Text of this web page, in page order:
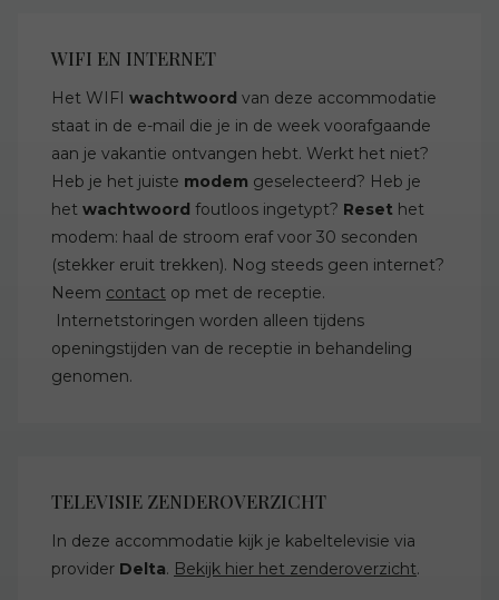
WIFI EN INTERNET
Het WIFI wachtwoord van deze accommodatie
staat in de e-mail die je in de week voorafgaande
aan je vakantie ontvangen hebt. Werkt het niet?
Heb je het juiste modem geselecteerd? Heb je
het wachtwoord foutloos ingetypt? Reset het
modem: haal de stroom eraf voor 30 seconden
(stekker eruit trekken). Nog steeds geen internet?
Neem contact op met de receptie.
Internetstoringen worden alleen tijdens
openingstijden van de receptie in behandeling
genomen.
TELEVISIE ZENDEROVERZICHT
In deze accommodatie kijk je kabeltelevisie via
provider Delta. Bekijk hier het zenderoverzicht.